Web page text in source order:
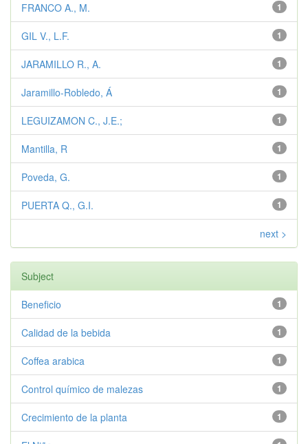
1
FRANCO A., M.
1
GIL V., L.F.
1
JARAMILLO R., A.
1
Jaramillo-Robledo, Á
1
LEGUIZAMON C., J.E.;
1
Mantilla, R
1
Poveda, G.
1
PUERTA Q., G.I.
next >
Subject
1
Beneficio
1
Calidad de la bebida
1
Coffea arabica
1
Control químico de malezas
1
Crecimiento de la planta